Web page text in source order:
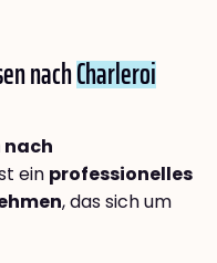
nachCharleroi
nach
ein professionelles
, das sich um